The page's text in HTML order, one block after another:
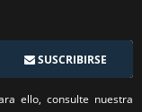
SUSCRIBIRSE
ello, consulte nuestra